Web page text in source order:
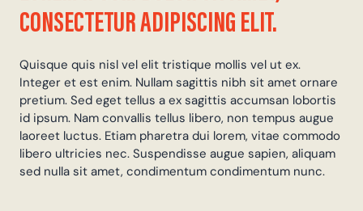
CONSECTETUR ADIPISCING ELIT.
Quisque quis nisl vel elit tristique mollis vel ut ex.
Integer et est enim. Nullam sagittis nibh sit amet ornare
pretium. Sed eget tellus a ex sagittis accumsan lobortis
id ipsum. Nam convallis tellus libero, non tempus augue
laoreet luctus. Etiam pharetra dui lorem, vitae commodo
libero ultricies nec. Suspendisse augue sapien, aliquam
sed nulla sit amet, condimentum condimentum nunc.